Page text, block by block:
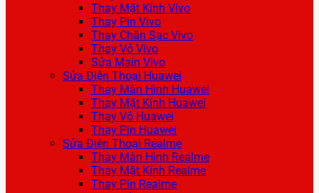
Thay Mặt Kính Vivo
Thay Pin Vivo
Thay Chân Sạc Vivo
Thay Vỏ Vivo
Sửa Main Vivo
Sửa Điện Thoại Huawei
Thay Màn Hình Huawei
Thay Mặt Kính Huawei
Thay Vỏ Huawei
Thay Pin Huawei
Sửa Điện Thoại Realme
Thay Màn Hình Realme
Thay Mặt Kính Realme
Thay Pin Realme